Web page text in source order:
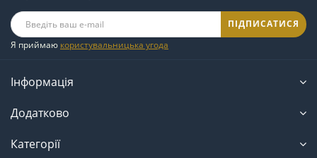
ПІДПИСАТИСЯ
Я приймаю користувальницька угода
Інформація
Додатково
Категорії